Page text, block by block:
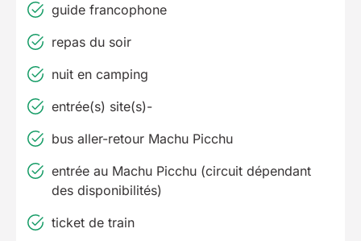
guide francophone
repas du soir
nuit en camping
entrée(s) site(s)-
bus aller-retour Machu Picchu
entrée au Machu Picchu (circuit dépendant
des disponibilités)
ticket de train